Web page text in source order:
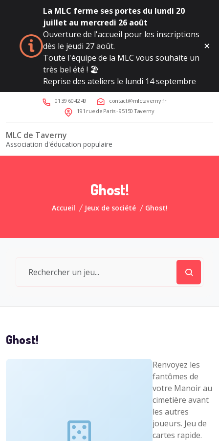
La MLC ferme ses portes du lundi 20
juillet au mercredi 26 août
Ouverture de l'accueil pour les inscriptions
dès le jeudi 27 août.
Toute l'équipe de la MLC vous souhaite un
très bel été ! 🏖️
Reprise des ateliers le lundi 14 septembre
01 39 60 42 49
contact@mlctaverny.fr
191 rue de Paris - 95150 Taverny
MLC de Taverny
Association d'éducation populaire
Ghost!
Accueil Jeux de société Ghost!
Ghost!
Renvoyez les
fantômes de
votre Manoir au
cimetière avant
les autres
joueurs. Jeu de
cartes rapide.